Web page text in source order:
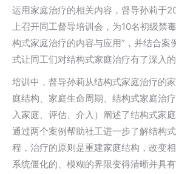
运用家庭治疗的相关内容，督导孙莉于
上召开同工督导培训会，为10名初级禁
构式家庭治疗的内容与应用”，并结合案
式让同工们对结构式家庭治疗有了深入的
培训中，督导孙莉从结构式家庭治疗的
庭结构、家庭生命周期、结构式家庭治
入家庭、评估、介入）阐述了结构式家
通过两个案例帮助社工进一步了解结构
程，治疗的原则是重建家庭结构，改变
系统僵化的、模糊的界限变得清晰并具